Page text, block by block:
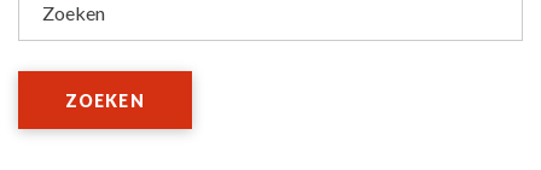
Zoeken
ZOEKEN